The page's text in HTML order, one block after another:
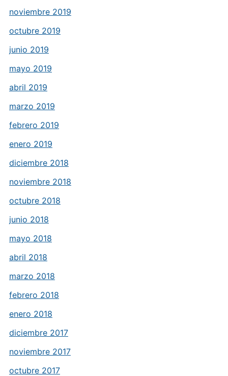
noviembre 2019
octubre 2019
junio 2019
mayo 2019
abril 2019
marzo 2019
febrero 2019
enero 2019
diciembre 2018
noviembre 2018
octubre 2018
junio 2018
mayo 2018
abril 2018
marzo 2018
febrero 2018
enero 2018
diciembre 2017
noviembre 2017
octubre 2017